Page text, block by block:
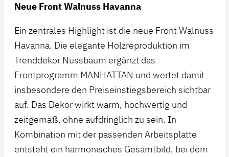
Neue Front Walnuss Havanna
Ein zentrales Highlight ist die neue Front Walnuss
Havanna. Die elegante Holzreproduktion im
Trenddekor Nussbaum ergänzt das
Frontprogramm MANHATTAN und wertet damit
insbesondere den Preiseinstiegsbereich sichtbar
auf. Das Dekor wirkt warm, hochwertig und
zeitgemäß, ohne aufdringlich zu sein. In
Kombination mit der passenden Arbeitsplatte
entsteht ein harmonisches Gesamtbild, bei dem